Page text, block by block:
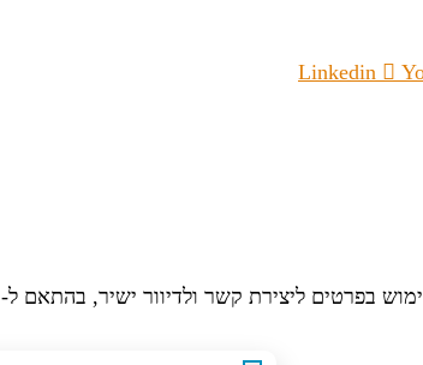
Linkedin
בפרטים ליצירת קשר ולדיוור ישיר, בהתאם ל-